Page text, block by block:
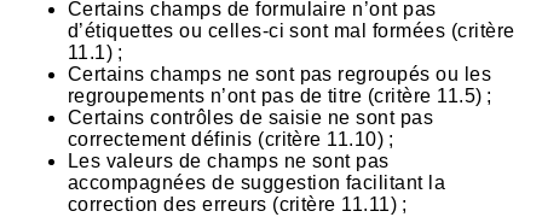
Certains champs de formulaire n’ont pas
d’étiquettes ou celles-ci sont mal formées (critère
11.1) ;
Certains champs ne sont pas regroupés ou les
regroupements n’ont pas de titre (critère 11.5) ;
Certains contrôles de saisie ne sont pas
correctement définis (critère 11.10) ;
Les valeurs de champs ne sont pas
accompagnées de suggestion facilitant la
correction des erreurs (critère 11.11) ;